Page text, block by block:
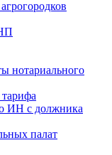
нотариального
ИН с должника
палат